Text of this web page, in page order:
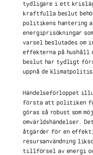
tydligare i ett
kraftfulla beslut
politikens hantering
energiprisökningar
varsel beslutades om
effekterna på hushåll
beslut har tydligt
uppnå de
Händelseförloppet
första att politiken
göras så robust som
omvärldshändelser.
åtgärder för en
resursanvändning
tillförsel av energi